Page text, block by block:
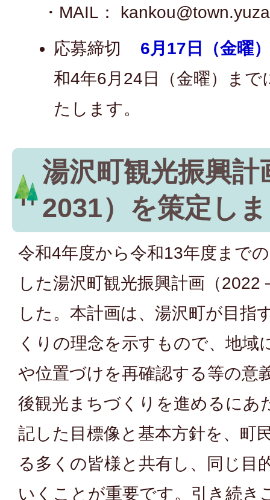
・MAIL：
応募締切 6月17日（金曜
和4年6月24日（金曜）ま
たします。
湯沢町観光振興計
2031）を策定し
令和4年度から令和13年度まで
した湯沢町観光振興計画（2022
した。本計画は、湯沢町が目指
くりの理念を示すもので、地域
や位置づけを再確認する等の意
後観光まちづくりを進めるにあ
記した目標像と基本方針を、町
る多くの皆様と共有し、同じ目
いくことが重要です。引き続き